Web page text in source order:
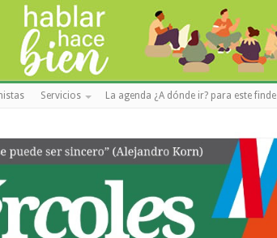
Servicios La agenda ¿A dónde ir? para este finde